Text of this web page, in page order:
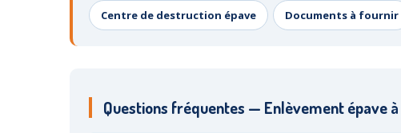
Centre de destruction épave Documents à fournir
Questions fréquentes — Enlèvement épave